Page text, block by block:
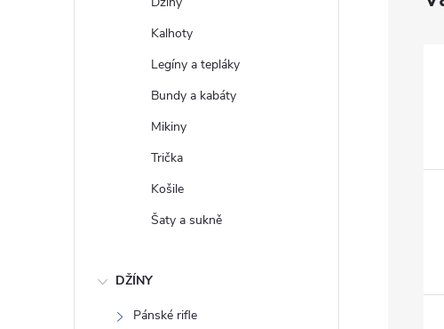
Kalhoty
Legíny a tepláky
Bundy a kabáty
Mikiny
Trička
Košile
Šaty a sukně
DŽÍNY
Pánské rifle